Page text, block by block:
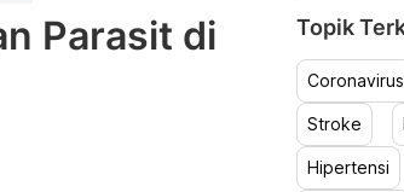
Parasit di
Topik
Coronavirus
Stroke
Hipertensi